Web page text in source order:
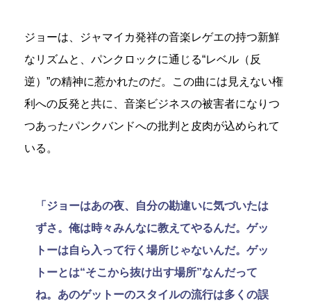
ジョーは、ジャマイカ発祥の音楽レゲエの持つ新鮮
なリズムと、パンクロックに通じる“レベル（反
逆）”の精神に惹かれたのだ。この曲には見えない権
利への反発と共に、音楽ビジネスの被害者になりつ
つあったパンクバンドへの批判と皮肉が込められて
いる。
「ジョーはあの夜、自分の勘違いに気づいたは
ずさ。俺は時々みんなに教えてやるんだ。ゲッ
トーは自ら入って行く場所じゃないんだ。ゲッ
トーとは“そこから抜け出す場所”なんだって
ね。あのゲットーのスタイルの流行は多くの誤